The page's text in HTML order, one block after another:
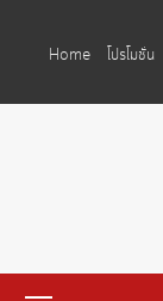
Home
โปรโมชั่น